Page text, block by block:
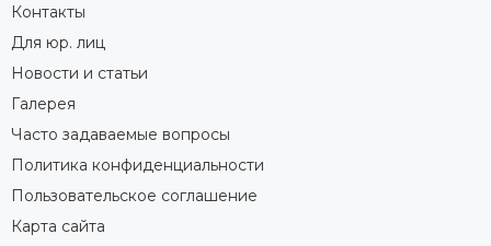
Контакты
Для юр. лиц
Новости и статьи
Галерея
Часто задаваемые вопросы
Политика конфиденциальности
Пользовательское соглашение
Карта сайта